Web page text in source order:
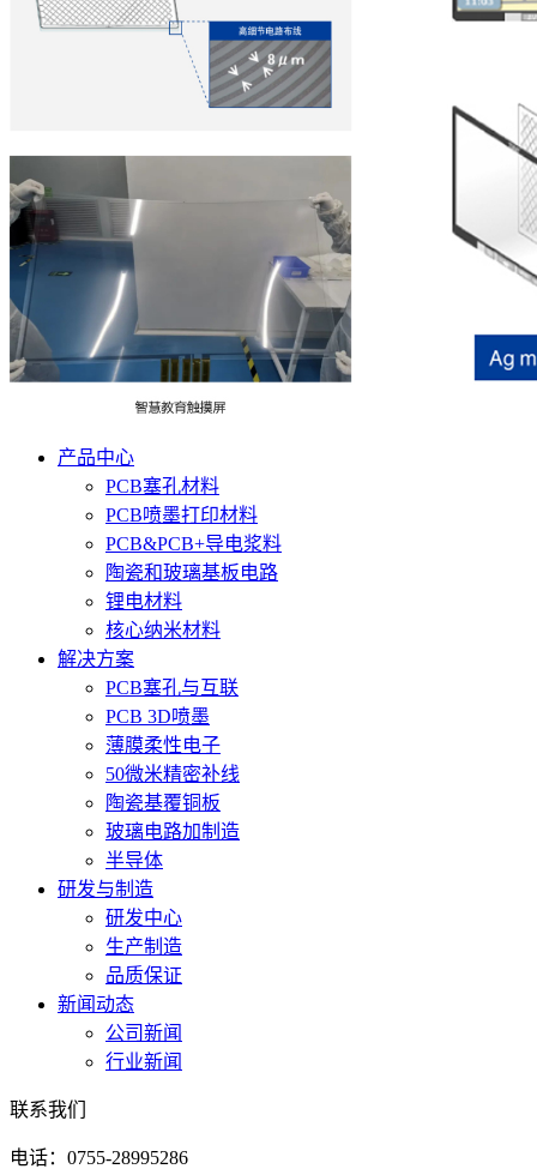
产品中心
PCB塞孔材料
PCB喷墨打印材料
PCB&PCB+导电浆料
陶瓷和玻璃基板电路
锂电材料
核心纳米材料
解决方案
PCB塞孔与互联
PCB 3D喷墨
薄膜柔性电子
50微米精密补线
陶瓷基覆铜板
玻璃电路加制造
半导体
研发与制造
研发中心
生产制造
品质保证
新闻动态
公司新闻
行业新闻
联系我们
电话：0755-28995286